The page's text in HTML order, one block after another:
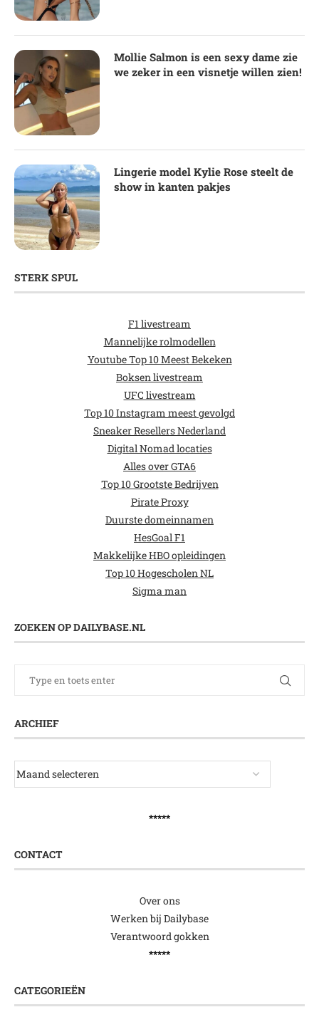
Mollie Salmon is een sexy dame zie
we zeker in een visnetje willen zien!
Lingerie model Kylie Rose steelt de
show in kanten pakjes
STERK SPUL
F1 livestream
Mannelijke rolmodellen
Youtube Top 10 Meest Bekeken
Boksen livestream
UFC livestream
Top 10 Instagram meest gevolgd
Sneaker Resellers Nederland
Digital Nomad locaties
Alles over GTA6
Top 10 Grootste Bedrijven
Pirate Proxy
Duurste domeinnamen
HesGoal F1
Makkelijke HBO opleidingen
Top 10 Hogescholen NL
Sigma man
ZOEKEN OP DAILYBASE.NL
ARCHIEF
*****
CONTACT
Over ons
Werken bij Dailybase
Verantwoord gokken
*****
CATEGORIEËN